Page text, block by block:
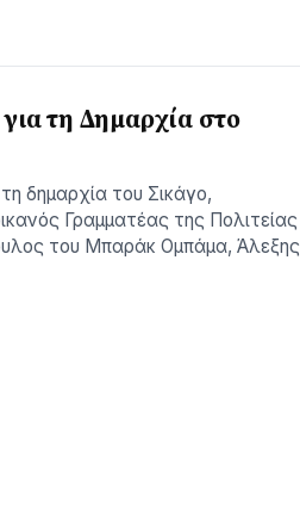
τη Δημαρχία στο
δηµαρχία του Σικάγο,
Γραµµατέας της Πολιτείας
του Μπαράκ Οµπάµα, Άλεξης